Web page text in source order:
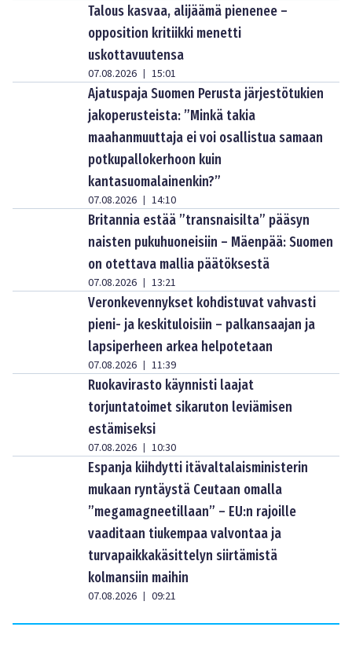
Talous kasvaa, alijäämä pienenee –
opposition kritiikki menetti
uskottavuutensa
07.08.2026 | 15:01
Ajatuspaja Suomen Perusta järjestötukien
jakoperusteista: ”Minkä takia
maahanmuuttaja ei voi osallistua samaan
potkupallokerhoon kuin
kantasuomalainenkin?”
07.08.2026 | 14:10
Britannia estää ”transnaisilta” pääsyn
naisten pukuhuoneisiin – Mäenpää: Suomen
on otettava mallia päätöksestä
07.08.2026 | 13:21
Veronkevennykset kohdistuvat vahvasti
pieni- ja keskituloisiin – palkansaajan ja
lapsiperheen arkea helpotetaan
07.08.2026 | 11:39
Ruokavirasto käynnisti laajat
torjuntatoimet sikaruton leviämisen
estämiseksi
07.08.2026 | 10:30
Espanja kiihdytti itävaltalaisministerin
mukaan ryntäystä Ceutaan omalla
”megamagneetillaan” – EU:n rajoille
vaaditaan tiukempaa valvontaa ja
turvapaikkakäsittelyn siirtämistä
kolmansiin maihin
07.08.2026 | 09:21